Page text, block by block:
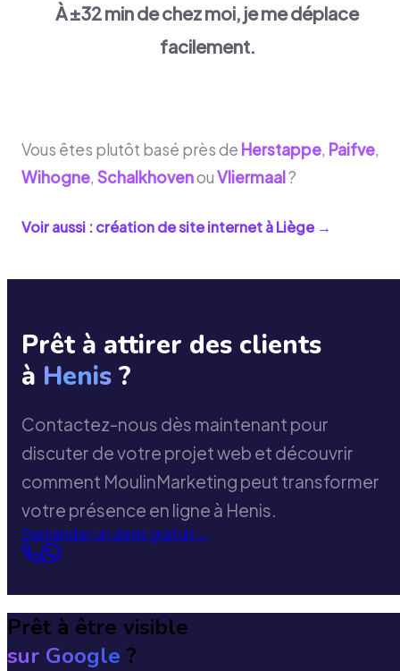
À ±32 min de chez moi, je me déplace
facilement.
Vous êtes plutôt basé près de Herstappe, Paifve,
Wihogne, SchalkhovenouVliermaal?
Voir aussi : création de site internet àLiège→
Prêt à attirer des clients
à Henis ?
Contactez-nous dès maintenant pour
discuter de votre projet web et découvrir
comment MoulinMarketing peut transformer
votre présence en ligne à Henis.
Demander un devis gratuit→
Prêt à être visible
sur Google ?